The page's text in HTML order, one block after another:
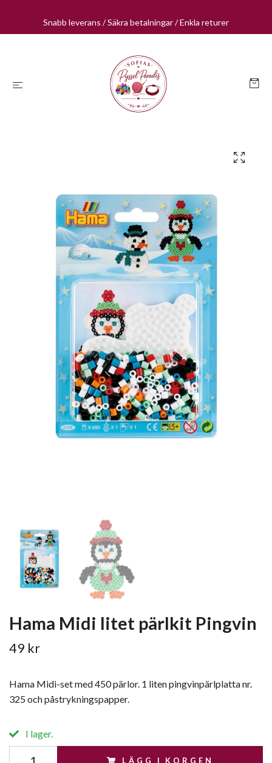
Snabb leverans / Säkra betalningar / Enkla returer
Hama Midi litet pärlkit Pingvin
49 kr
Hama Midi-set med 450 pärlor. 1 liten pingvinpärlplatta nr.
325 och påstrykningspapper.
I lager.
LÄGG I KORGEN